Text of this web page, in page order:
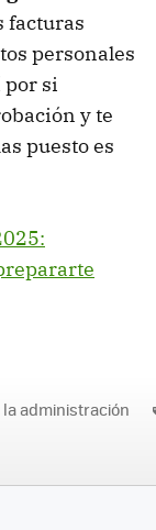
facturas
personales
por si
y te
puesto es
administración